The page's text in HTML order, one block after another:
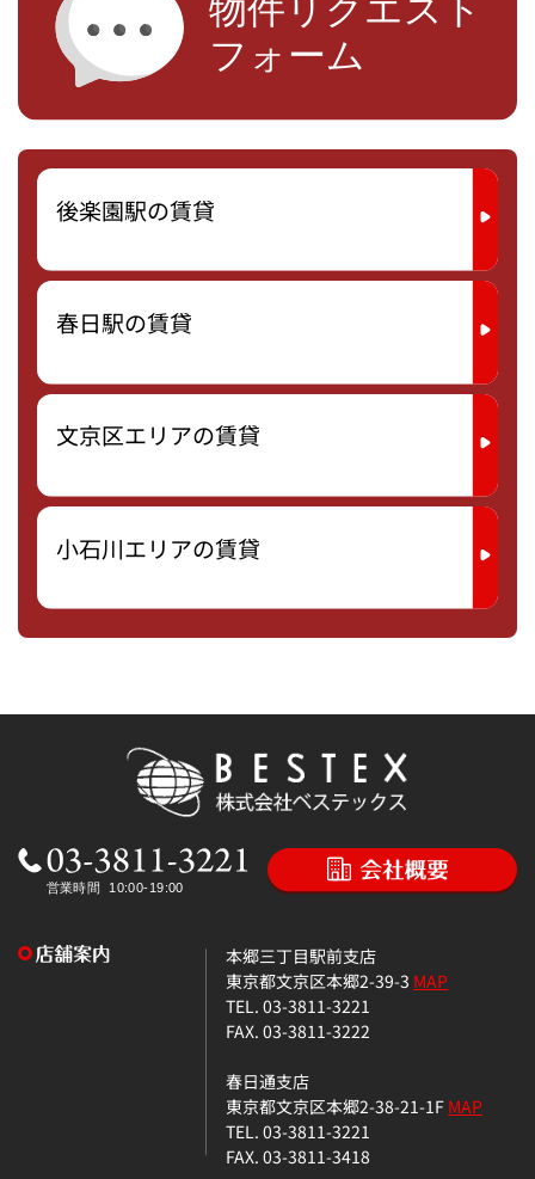
後楽園駅の賃貸
春日駅の賃貸
文京区エリアの賃貸
小石川エリアの賃貸
本郷三丁目駅前支店
東京都文京区本郷2-39-3 MAP
TEL. 03-3811-3221
FAX. 03-3811-3222
春日通支店
東京都文京区本郷2-38-21-1FMAP
TEL. 03-3811-3221
FAX. 03-3811-3418